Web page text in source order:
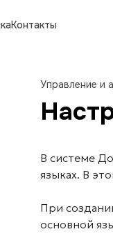
Контакты
Управление и
В системе
языках. В
При
основной